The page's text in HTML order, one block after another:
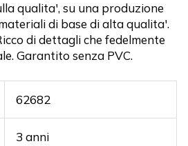
qualita', su una produzione
di base di alta qualita'.
di dettagli che fedelmente
Garantito senza PVC.
62682
3 anni